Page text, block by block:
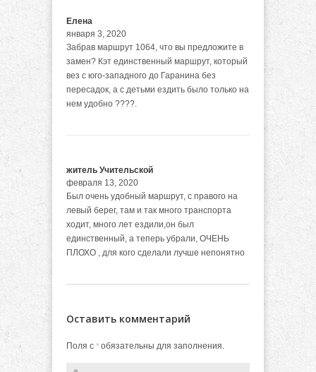
Елена
января 3, 2020
Забрав маршрут 1064, что вы предложите в
замен? Кэт единственный маршрут, который
вез с юго-западного до Гаранина без
пересадок, а с детьми ездить было только на
нем удобно ????.
житель Учительской
февраля 13, 2020
Был очень удобный маршрут, с правого на
левый берег, там и так много транспорта
ходит, много лет ездили,он был
единственный, а теперь убрали, ОЧЕНЬ
ПЛОХО , для кого сделали лучше непонятно
Оставить комментарий
Поля с *обязательны для заполнения.